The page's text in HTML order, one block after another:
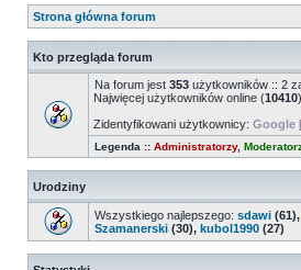
Strona główna forum
Kto przegląda forum
Na forum jest 353 użytkowników :: 2
Najwięcej użytkowników online (10410
Zidentyfikowani użytkownicy: Google
Legenda :: Administratorzy,
Urodziny
Wszystkiego najlepszego: sdawi (61),
Szamanerski (30), kubol1990 (27)